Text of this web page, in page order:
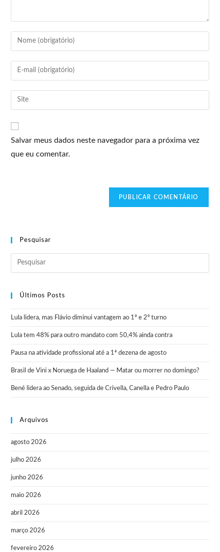
Salvar meus dados neste navegador para a próxima vez
que eu comentar.
Pesquisar
Últimos Posts
Lula lidera, mas Flávio diminui vantagem ao 1º e 2º turno
Lula tem 48% para outro mandato com 50,4% ainda contra
Pausa na atividade profissional até a 1ª dezena de agosto
Brasil de Vini x Noruega de Haaland — Matar ou morrer no domingo?
Bené lidera ao Senado, seguida de Crivella, Canella e Pedro Paulo
Arquivos
agosto 2026
julho 2026
junho 2026
maio 2026
abril 2026
março 2026
fevereiro 2026